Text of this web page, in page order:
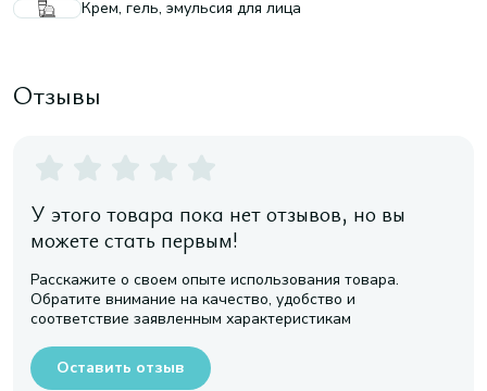
Крем, гель, эмульсия для лица
Отзывы
У этого товара пока нет отзывов, но вы
можете стать первым!
Расскажите о своем опыте использования товара.
Обратите внимание на качество, удобство и
соответствие заявленным характеристикам
Оставить отзыв